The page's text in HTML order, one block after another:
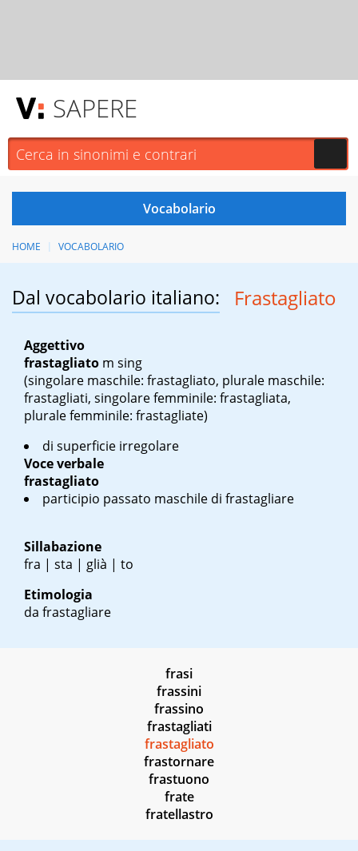
SAPERE
HOME VOCABOLARIO
Dal vocabolario italiano: Frastagliato
Aggettivo
frastagliato m sing
(singolare maschile: frastagliato, plurale maschile:
frastagliati, singolare femminile: frastagliata,
plurale femminile: frastagliate)
di superficie irregolare
Voce verbale
frastagliato
participio passato maschile di frastagliare
Sillabazione
fra | sta | glià | to
Etimologia
da frastagliare
frasi
frassini
frassino
frastagliati
frastagliato
frastornare
frastuono
frate
fratellastro